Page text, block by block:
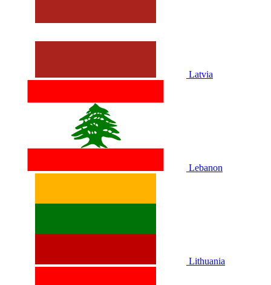
Latvia
Lebanon
Lithuania